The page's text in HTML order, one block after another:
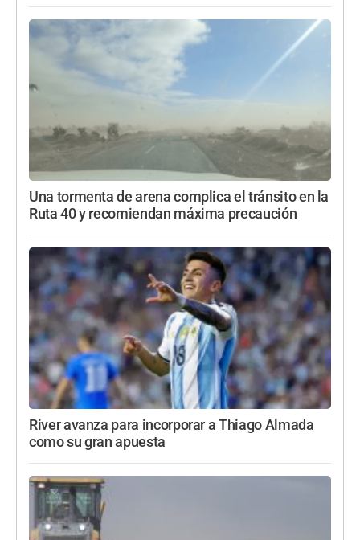
Una tormenta de arena complica el tránsito en la
Ruta 40 y recomiendan máxima precaución
River avanza para incorporar a Thiago Almada
como su gran apuesta